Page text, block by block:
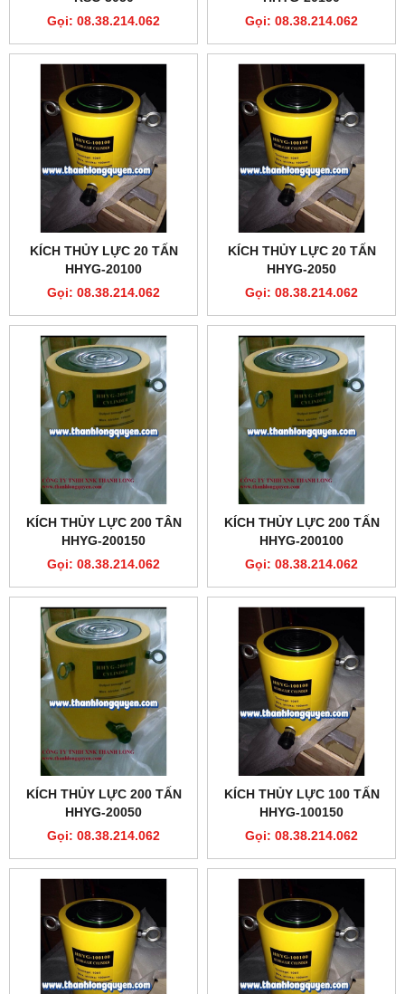
Gọi: 08.38.214.062
Gọi: 08.38.214.062
KÍCH THỦY LỰC 20 TẤN
HHYG-20100
Gọi: 08.38.214.062
KÍCH THỦY LỰC 20 TẤN
HHYG-2050
Gọi: 08.38.214.062
KÍCH THỦY LỰC 200 TÂN
HHYG-200150
Gọi: 08.38.214.062
KÍCH THỦY LỰC 200 TẤN
HHYG-200100
Gọi: 08.38.214.062
KÍCH THỦY LỰC 200 TẤN
HHYG-20050
Gọi: 08.38.214.062
KÍCH THỦY LỰC 100 TẤN
HHYG-100150
Gọi: 08.38.214.062